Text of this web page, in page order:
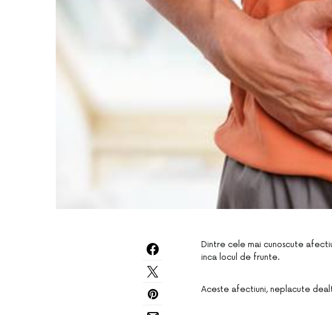
Dintre cele mai cunoscute
inca locul de frunte.
Aceste afectiuni, neplacute